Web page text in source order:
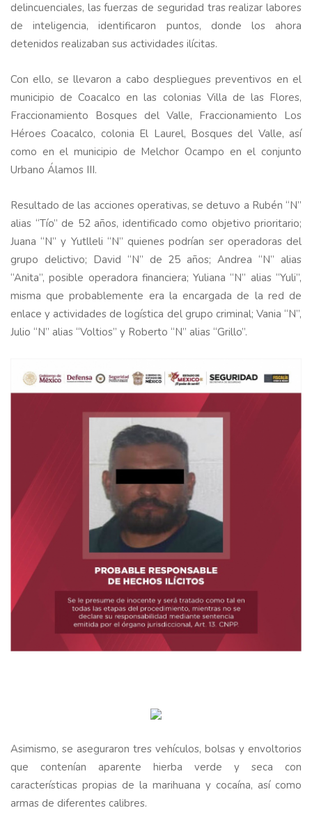
delincuenciales, las fuerzas de seguridad tras realizar labores
de inteligencia, identificaron puntos, donde los ahora
detenidos realizaban sus actividades ilícitas.
Con ello, se llevaron a cabo despliegues preventivos en el
municipio de Coacalco en las colonias Villa de las Flores,
Fraccionamiento Bosques del Valle, Fraccionamiento Los
Héroes Coacalco, colonia El Laurel, Bosques del Valle, así
como en el municipio de Melchor Ocampo en el conjunto
Urbano Álamos III.
Resultado de las acciones operativas, se detuvo a Rubén “N”
alias “Tío” de 52 años, identificado como objetivo prioritario;
Juana “N” y Yutlleli “N” quienes podrían ser operadoras del
grupo delictivo; David “N” de 25 años; Andrea “N” alias
“Anita”, posible operadora financiera; Yuliana “N” alias “Yuli”,
misma que probablemente era la encargada de la red de
enlace y actividades de logística del grupo criminal; Vania “N”,
Julio “N” alias “Voltios” y Roberto “N” alias “Grillo”.
Asimismo, se aseguraron tres vehículos, bolsas y envoltorios
que contenían aparente hierba verde y seca con
características propias de la marihuana y cocaína, así como
armas de diferentes calibres.